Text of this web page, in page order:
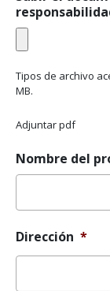
Tipos de archivo
MB.
Adjuntar pdf
Nombre del
Dirección *